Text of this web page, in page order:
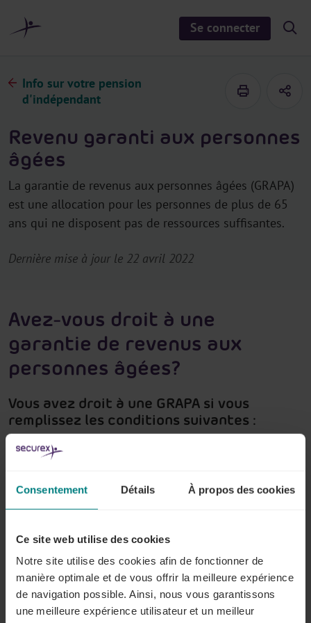
Consentement Détails À propos des cookies
Ce site web utilise des cookies
Notre site utilise des cookies afin de fonctionner de
manière optimale et de vous offrir la meilleure expérience
de navigation possible. Ainsi, nous vous garantissons
une meilleure expérience utilisateur et un meilleur
Se connecter
S
i
e
a
Info sur votre pension
d'indépendant
Revenu garanti aux personnes
âgées
La garantie de revenus aux personnes âgées (GRAPA)
est une allocation pour les personnes de plus de 65
ans qui ne disposent pas de ressources suffisantes.
Dernière mise à jour le 22 avril 2022
Avez-vous droit à une
garantie de revenus aux
personnes âgées?
Vous avez droit à une GRAPA si vous
remplissez les conditions suivantes :
Vosressources
1 460,03 EUR pour les isolés (au 01.01.2023 à
l’indice 169,23)
01.01.2023 à l’indice 169,23)
Vous avez atteint l’âge de65 ans
Vous êtesbelge